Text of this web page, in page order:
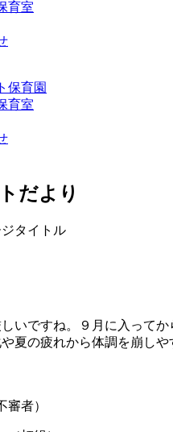
育室
保育園
育室
だより
タイトル
いですね。９月に入って
夏の疲れから体調を崩し
者）